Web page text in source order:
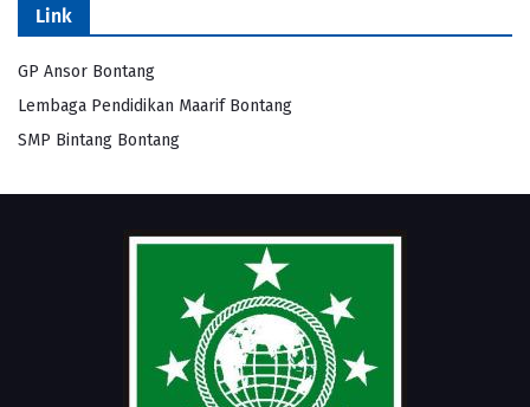
Link
GP Ansor Bontang
Lembaga Pendidikan Maarif Bontang
SMP Bintang Bontang